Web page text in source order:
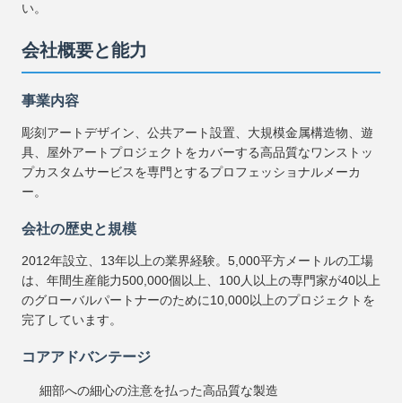
い。
会社概要と能力
事業内容
彫刻アートデザイン、公共アート設置、大規模金属構造物、遊
具、屋外アートプロジェクトをカバーする高品質なワンストッ
プカスタムサービスを専門とするプロフェッショナルメーカ
ー。
会社の歴史と規模
2012年設立、13年以上の業界経験。5,000平方メートルの工場
は、年間生産能力500,000個以上、100人以上の専門家が40以上
のグローバルパートナーのために10,000以上のプロジェクトを
完了しています。
コアアドバンテージ
細部への細心の注意を払った高品質な製造